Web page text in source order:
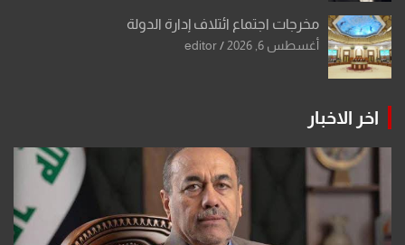
مخرجات اجتماع ائتلاف إدارة الدولة
أغسطس 6, 2026 editor
اخر الاخبار